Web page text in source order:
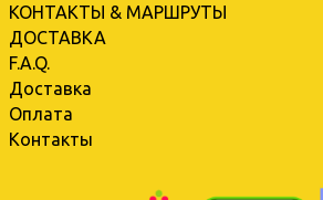
КОНТАКТЫ & МАРШРУТЫ
ДОСТАВКА
F.A.Q.
Доставка
Оплата
Контакты